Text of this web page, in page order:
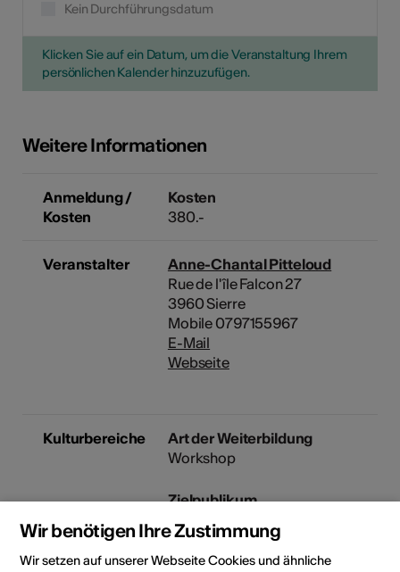
Kein Durchführungsdatum
Klicken Sie auf ein Datum, um die Veranstaltung Ihrem
persönlichen Kalender hinzuzufügen.
Weitere Informationen
Anmeldung /
Kosten
Kosten
380.-
Veranstalter
Anne-Chantal Pitteloud
Rue de l'île Falcon 27
3960 Sierre
Mobile 0797155967
E-Mail
Webseite
Kulturbereiche
Art der Weiterbildung
Workshop
Zielpublikum
Kunst- und Kulturschaffende,
Mitarbeiter und Verantwortlich
Kulturinstitutionen,
Wir benötigen Ihre Zustimmung
Wir setzen auf unserer Webseite Cookies und ähnliche